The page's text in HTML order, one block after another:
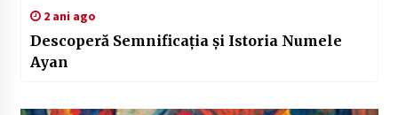
2 ani ago
Descoperă Semnificația și Istoria Numele
Ayan